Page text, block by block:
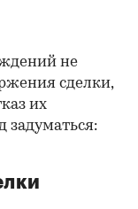
не
сделки,
их
задуматься: